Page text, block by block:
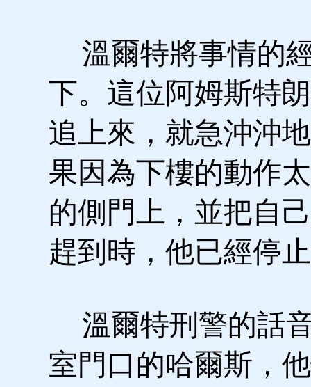
溫爾特將事情的
下。這位阿姆斯特
追上來，就急沖沖
果因為下樓的動作
的側門上，並把自
趕到時，他已經停
溫爾特刑警的話
室門口的哈爾斯，